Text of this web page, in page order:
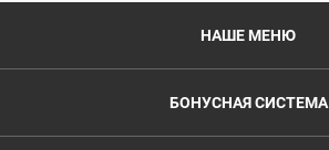
НАШЕ МЕНЮ
БОНУСНАЯ СИСТЕМА